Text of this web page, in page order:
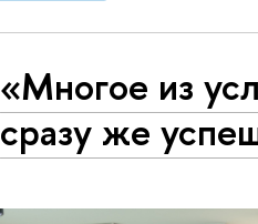
«Многое из
сразу же